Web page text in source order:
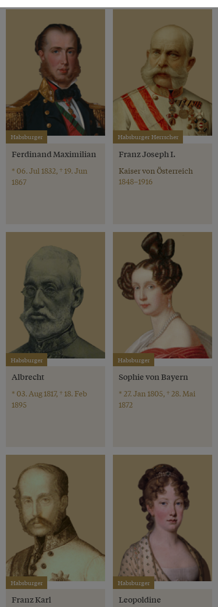
Habsburger
Ferdinand Maximilian
* 06. Jul 1832, † 19. Jun
1867
Habsburger Herrscher
Franz Joseph I.
Kaiser von Österreich
1848–1916
Habsburger
Albrecht
* 03. Aug 1817, † 18. Feb
1895
Habsburger
Sophie von Bayern
* 27. Jan 1805, † 28. Mai
1872
Habsburger
Franz Karl
Habsburger
Leopoldine